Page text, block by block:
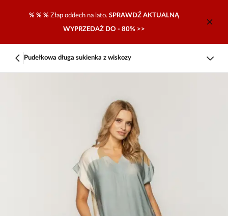
% % % Złap oddech na lato. SPRAWDŹ AKTUALNĄ
WYPRZEDAŻ DO - 80% >>
Pudełkowa długa sukienka z wiskozy